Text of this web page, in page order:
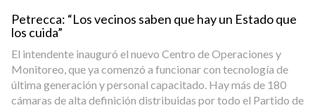
Petrecca: “Los vecinos saben que hay un Estado que
los cuida”
El intendente inauguró el nuevo Centro de Operaciones y
Monitoreo, que ya comenzó a funcionar con tecnología de
última generación y personal capacitado. Hay más de 180
cámaras de alta definición distribuidas por todo el Partido de